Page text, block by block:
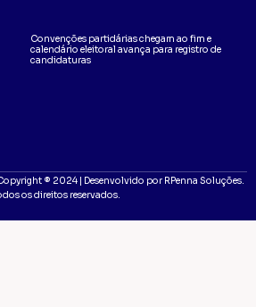
Convenções partidárias chegam ao fim e
calendário eleitoral avança para registro de
candidaturas
® 2024 | Desenvolvido por RPenna Soluções.
os direitos reservados.